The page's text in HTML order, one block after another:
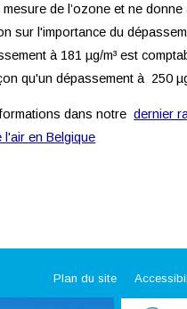
de l’ozone et ne donne
sur l'importance du
à 181 µg/m³ est
qu'un dépassement à 250
dans notredernier
l'air en Belgique
Plan du site